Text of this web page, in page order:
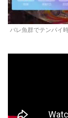
バレ魚群でテンパイ